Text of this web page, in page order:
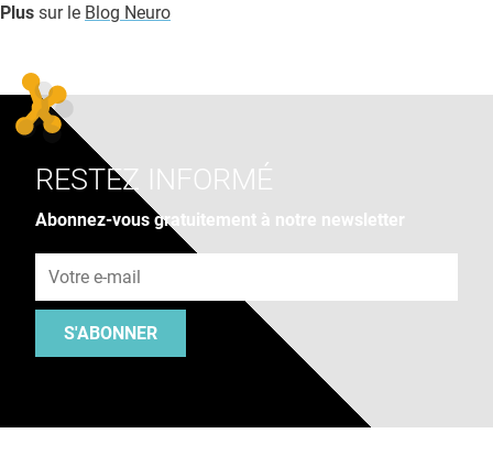
Plus sur le Blog Neuro
RESTEZ INFORMÉ
Abonnez-vous gratuitement à notre newsletter
S'ABONNER